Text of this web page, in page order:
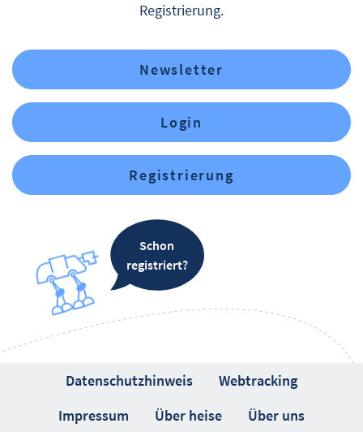
Registrierung.
Newsletter
Login
Registrierung
Schon
registriert?
Datenschutzhinweis
Webtracking
Impressum
Über heise Über uns